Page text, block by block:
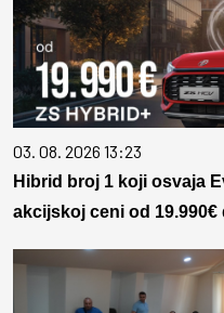
03. 08. 2026 13:23
Hibrid broj 1 koji osvaja
akcijskoj ceni od 19.990€